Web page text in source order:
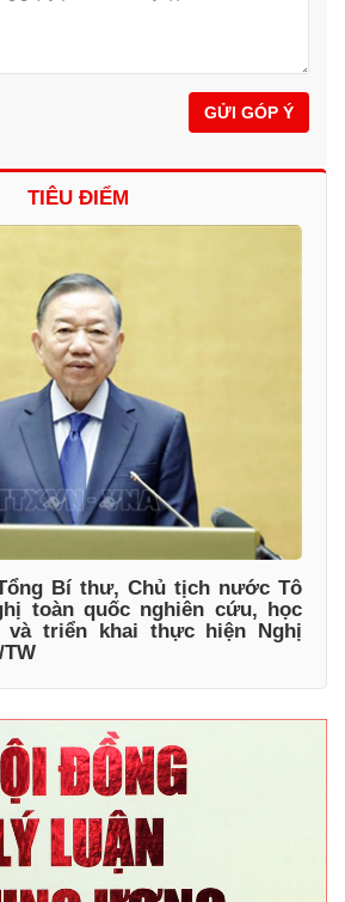
GỬI GÓP Ý
TIÊU ĐIỂM
Bí thư, Chủ tịch nước Tô
toàn quốc nghiên cứu, học
và triển khai thực hiện Nghị